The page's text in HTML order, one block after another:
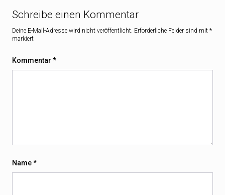
Schreibe einen Kommentar
Deine E-Mail-Adresse wird nicht veröffentlicht. Erforderliche Felder sind mit *
markiert
Kommentar *
Name*